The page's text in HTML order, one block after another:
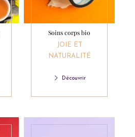
Soins corps bio
JOIE ET
NATURALITÉ
Découvrir